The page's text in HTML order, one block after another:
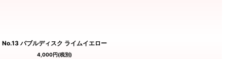
No.13 バブルディスク ライムイエロー
4,000円(税別)